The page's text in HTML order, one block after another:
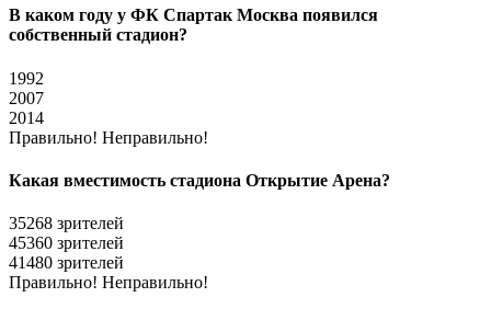
В каком году у ФК Спартак Москва появился
собственный стадион?
1992
2007
2014
Правильно! Неправильно!
Какая вместимость стадиона Открытие Арена?
35268 зрителей
45360 зрителей
41480 зрителей
Правильно! Неправильно!